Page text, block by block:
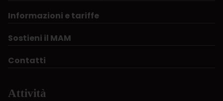
Informazioni e tariffe
Sostieni il MAM
Contatti
Attività